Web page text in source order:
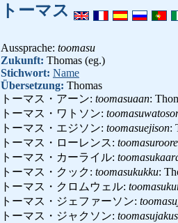
トーマス
Aussprache: toomasu
Zukunft: Thomas (eg.)
Stichwort: Name
Übersetzung: Thomas
トーマス・アーン: toomasuaan:
トーマス・ワトソン:
トーマス・エジソン: toomasuejison:
トーマス・ローレンス:
トーマス・カーライル:
トーマス・クック: toomasukukku:
トーマス・クロムウェル:
トーマス・ジェファーソン:
トーマス・ジャクソン: